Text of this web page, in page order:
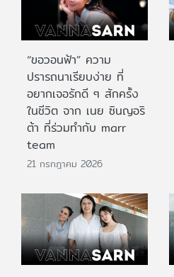
“ขอวอนฟ้า” ความ
ปรารถนาเรียบง่าย ที่
อยากเจอรักดี ๆ สักครั้ง
ในชีวิต จาก เนย ซินญอริ
ต้า ที่ร่วมทำกับ marr
team
21 กรกฎาคม 2026